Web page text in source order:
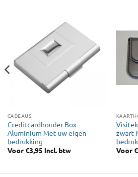
CADEAUS
Creditcardhouder Box
Aluminium Met uw eigen
bedrukking
Voor€3,95 Incl. btw
zwart
Voor€